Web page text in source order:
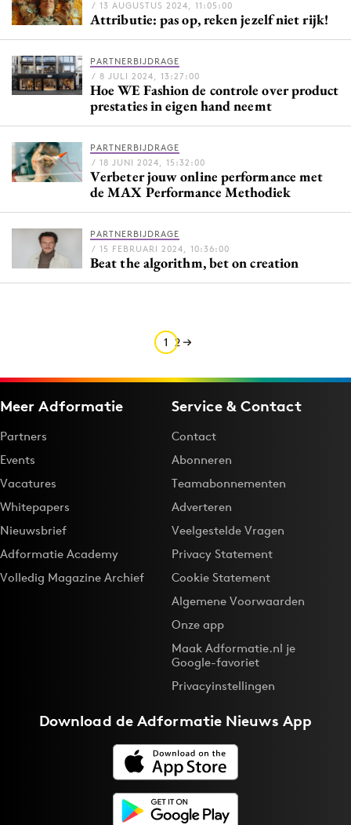
Effectiviteit
Gedragsverandering
Influencer marketing
Interne communicatie
Media
Merkstrategie
PR
Programmatic
Purpose Marketing
Reputatie & crisis
/ 13 AUGUSTUS 2024, 11:05:00
Attributie: pas op, reken jezelf niet rijk!
PARTNERBIJDRAGE
/ 8 JULI 2024, 13:27:00
Hoe WE Fashion de controle over product
prestaties in eigen hand neemt
PARTNERBIJDRAGE
/ 18 JUNI 2024, 15:32:00
Verbeter jouw online performance met
de MAX Performance Methodiek
PARTNERBIJDRAGE
/ 15 FEBRUARI 2024, 10:36:00
Beat the algorithm, bet on creation
1 2
Meer Adformatie
Partners
Events
Vacatures
Whitepapers
Nieuwsbrief
Adformatie Academy
Volledig Magazine Archief
Service & Contact
Contact
Abonneren
Teamabonnementen
Adverteren
Veelgestelde Vragen
Privacy Statement
Cookie Statement
Algemene Voorwaarden
Onze app
Maak Adformatie.nl je
Google-favoriet
Privacyinstellingen
Download deAdformatie Nieuws App